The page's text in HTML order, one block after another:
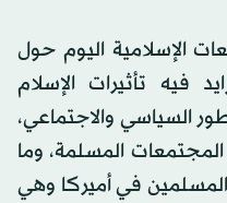
الإسلامية اليوم حول
فيه تأثيرات الإسلام
السياسي والاجتماعي،
المسلمة، وما
في أميركا وهي